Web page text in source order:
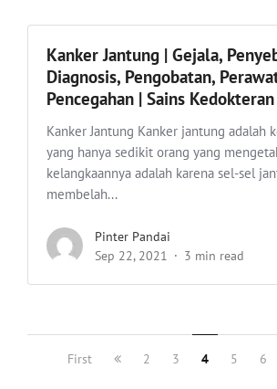
Kanker Jantung | Gejala,
Diagnosis, Pengobatan,
Pencegahan | Sains Kedokteran
Kanker Jantung Kanker jantung adalah
yang hanya sedikit orang yang
kelangkaannya adalah karena sel-sel
membelah...
Pinter Pandai
Sep 22, 2021
3 min read
First 2 3 4 5 6